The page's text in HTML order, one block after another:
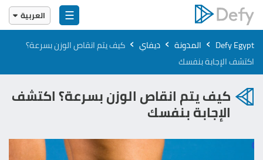
☰
العربية
English
العربية
Defy Egypt
› المدونة › ديفاي › كيف يتم انقاص الوزن بسرعة؟
اكتشف الإجابة بنفسك
كيف يتم انقاص الوزن بسرعة؟ اكتشف
الإجابة بنفسك